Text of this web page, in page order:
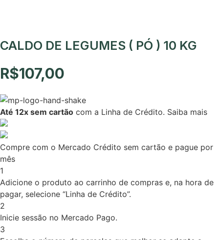
CALDO DE LEGUMES ( PÓ ) 10 KG
R$107,00
Até 12x sem cartão com a Linha de Crédito. Saiba mais
Compre com o Mercado Crédito sem cartão e pague por
mês
1
Adicione o produto ao carrinho de compras e, na hora de
pagar, selecione “Linha de Crédito”.
2
Inicie sessão no Mercado Pago.
3